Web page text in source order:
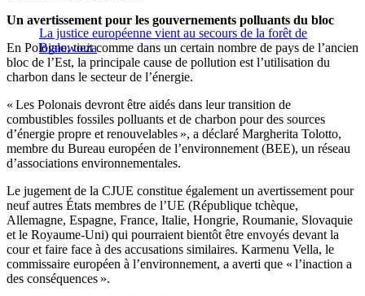
La justice européenne vient au secours de la forêt de
Białowieża
Un avertissement pour les gouvernements polluants du bloc
En Pologne, tout comme dans un certain nombre de pays de l’ancien
bloc de l’Est, la principale cause de pollution est l’utilisation du
charbon dans le secteur de l’énergie.
« Les Polonais devront être aidés dans leur transition de
combustibles fossiles polluants et de charbon pour des sources
d’énergie propre et renouvelables », a déclaré Margherita Tolotto,
membre du Bureau européen de l’environnement (BEE), un réseau
d’associations environnementales.
Le jugement de la CJUE constitue également un avertissement pour
neuf autres États membres de l’UE (République tchèque,
Allemagne, Espagne, France, Italie, Hongrie, Roumanie, Slovaquie
et le Royaume-Uni) qui pourraient bientôt être envoyés devant la
cour et faire face à des accusations similaires. Karmenu Vella, le
commissaire européen à l’environnement, a averti que « l’inaction a
des conséquences ».